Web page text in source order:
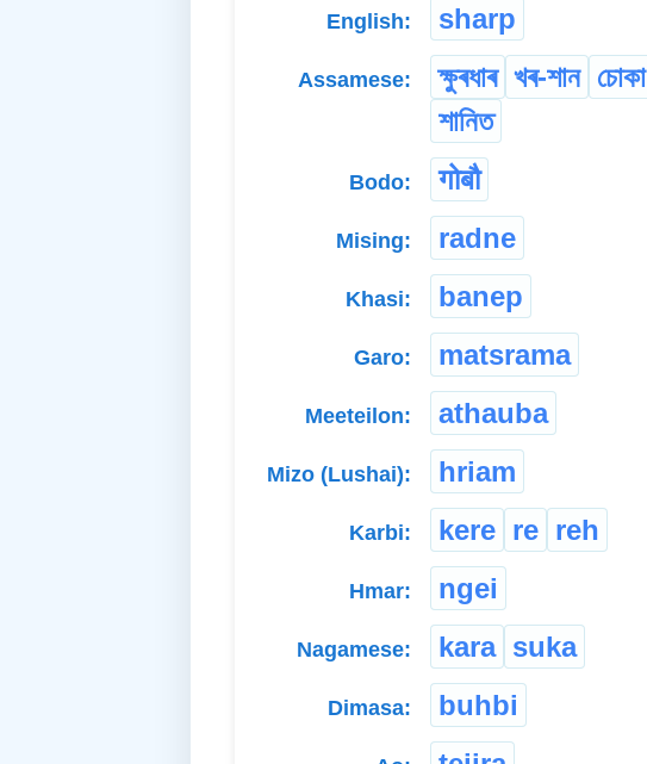
English: sharp
Assamese: ক্ষুৰধাৰ খৰ-শান চোকা
শানিত
Bodo: गोबौ
Mising: radne
Khasi: banep
Garo: matsrama
Meeteilon: athauba
Mizo (Lushai): hriam
Karbi: kere re reh
Hmar: ngei
Nagamese: kara suka
Dimasa: buhbi